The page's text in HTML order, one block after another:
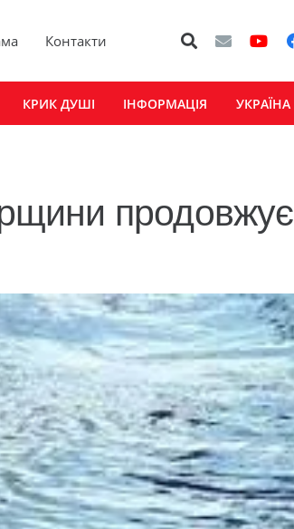
Контакти
КРИК ДУШІ ІНФОРМАЦІЯ УКРАЇНА
продовжує